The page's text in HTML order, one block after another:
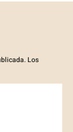
Los